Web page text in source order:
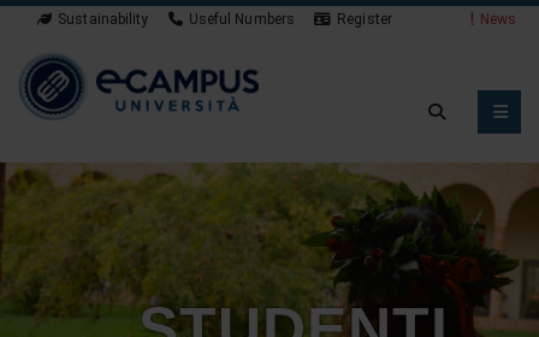
Sustainability Useful Numbers Register News